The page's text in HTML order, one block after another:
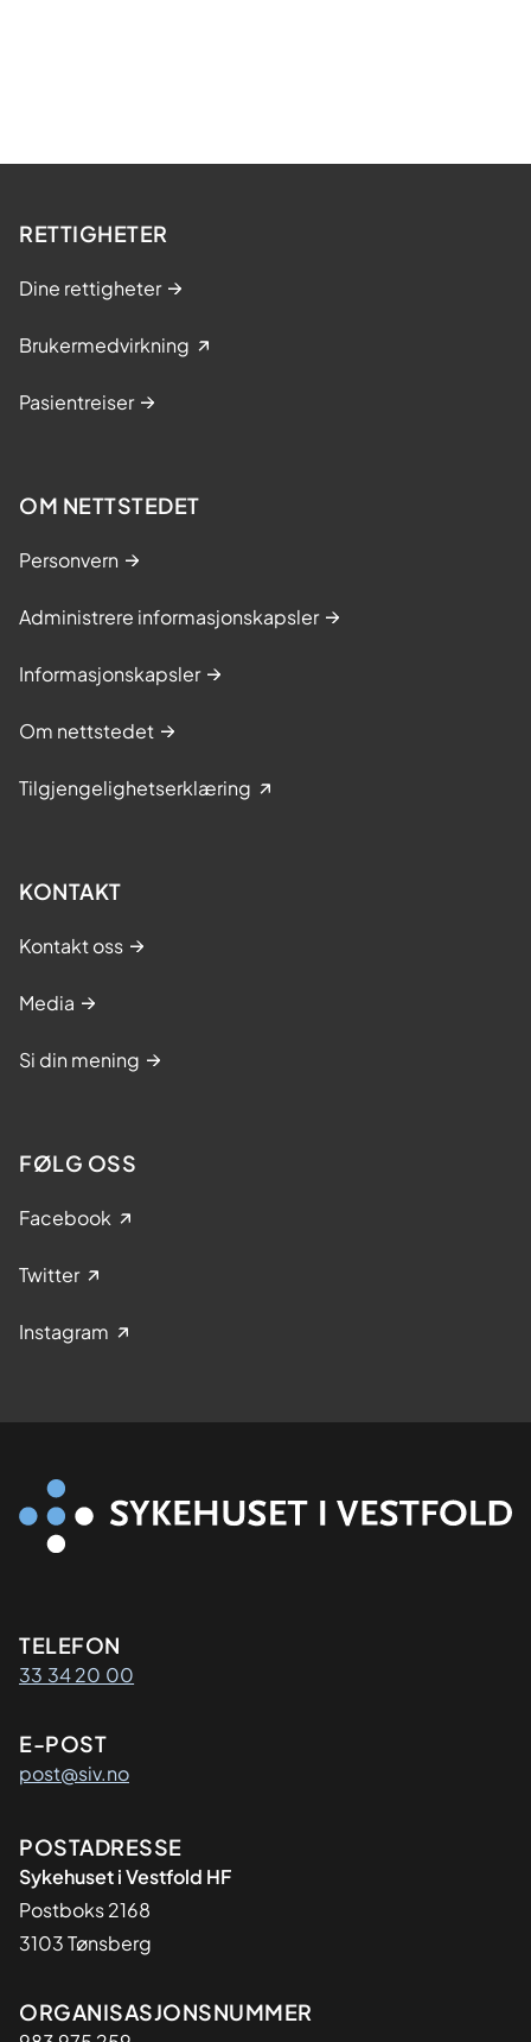
RETTIGHETER
Dine rettigheter
Brukermedvirkning
Pasientreiser
OM NETTSTEDET
Personvern
Administrere informasjonskapsler
Informasjonskapsler
Om nettstedet
Tilgjengelighetserklæring
KONTAKT
Kontakt oss
Media
Si din mening
FØLG OSS
Facebook
Twitter
Instagram
Kontaktinformasjon
TELEFON
33 34 20 00
E-POST
post@siv.no
Adresse
POSTADRESSE
Sykehuset i Vestfold HF
Postboks 2168
3103 Tønsberg
Organisasjon
ORGANISASJONSNUMMER